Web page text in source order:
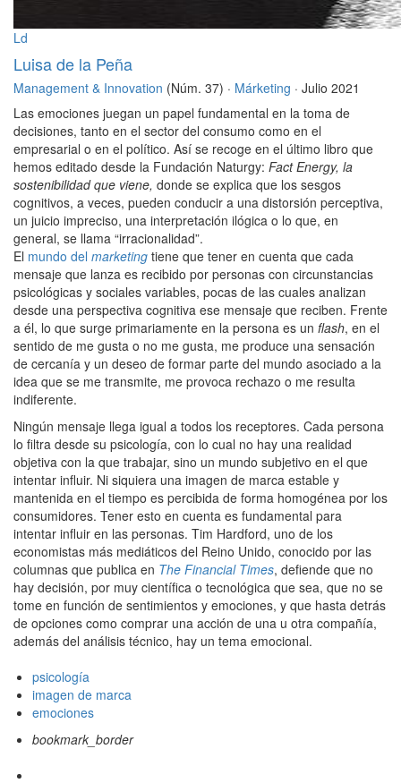
Ld
Luisa de la Peña
Management & Innovation (Núm. 37) · Márketing · Julio 2021
Las emociones juegan un papel fundamental en la toma de
decisiones, tanto en el sector del consumo como en el
empresarial o en el político. Así se recoge en el último libro que
hemos editado desde la Fundación Naturgy: Fact Energy, la
sostenibilidad que viene, donde se explica que los sesgos
cognitivos, a veces, pueden conducir a una distorsión perceptiva,
un juicio impreciso, una interpretación ilógica o lo que, en
general, se llama “irracionalidad”.
El mundo del marketing tiene que tener en cuenta que cada
mensaje que lanza es recibido por personas con circunstancias
psicológicas y sociales variables, pocas de las cuales analizan
desde una perspectiva cognitiva ese mensaje que reciben. Frente
a él, lo que surge primariamente en la persona es un flash, en el
sentido de me gusta o no me gusta, me produce una sensación
de cercanía y un deseo de formar parte del mundo asociado a la
idea que se me transmite, me provoca rechazo o me resulta
indiferente.
Ningún mensaje llega igual a todos los receptores. Cada persona
lo filtra desde su psicología, con lo cual no hay una realidad
objetiva con la que trabajar, sino un mundo subjetivo en el que
intentar influir. Ni siquiera una imagen de marca estable y
mantenida en el tiempo es percibida de forma homogénea por los
consumidores. Tener esto en cuenta es fundamental para
intentar influir en las personas. Tim Hardford, uno de los
economistas más mediáticos del Reino Unido, conocido por las
columnas que publica en The Financial Times, defiende que no
hay decisión, por muy científica o tecnológica que sea, que no se
tome en función de sentimientos y emociones, y que hasta detrás
de opciones como comprar una acción de una u otra compañía,
además del análisis técnico, hay un tema emocional.
psicología
imagen de marca
emociones
bookmark_border